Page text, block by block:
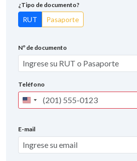
¿Tipo de documento?
RUT Pasaporte
Nº de documento
Teléfono
United
States
E-mail